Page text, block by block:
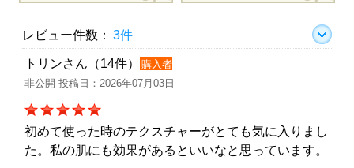
レビュー件数： 3件
トリンさん（14件）
購入者
非公開 投稿日：2026年07月03日
初めて使った時のテクスチャーがとても気に入りまし
た。私の肌にも効果があるといいなと思っています。